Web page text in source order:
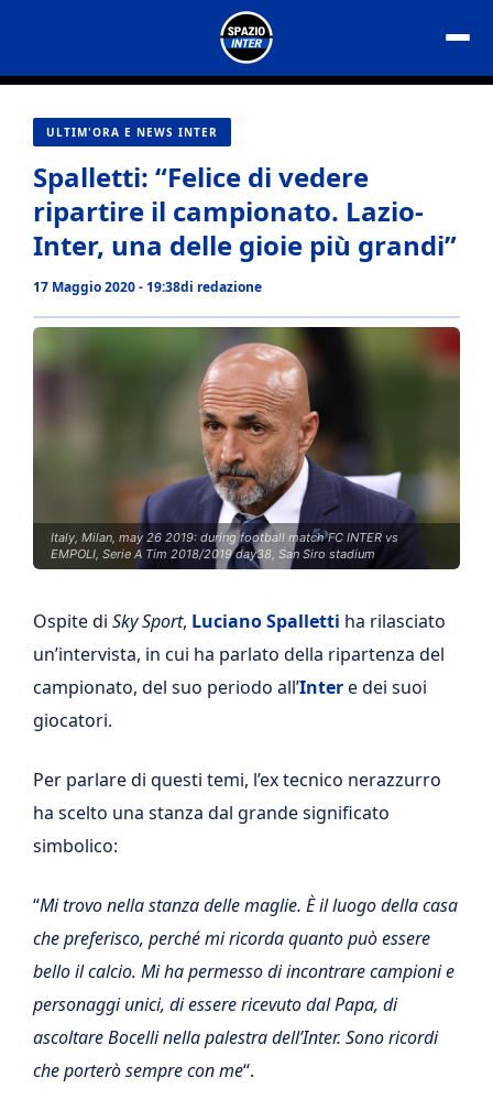
contenuto
ULTIM'ORA E NEWS INTER
Spalletti: “Felice di vedere
ripartire il campionato. Lazio-
Inter, una delle gioie più grandi”
17 Maggio 2020 - 19:38di redazione
Italy, Milan, may 26 2019: during football match FC INTER vs
EMPOLI, Serie A Tim 2018/2019 day38, San Siro stadium
Ospite di Sky Sport, Luciano Spalletti ha rilasciato
un’intervista, in cui ha parlato della ripartenza del
campionato, del suo periodo all’Intere dei suoi
giocatori.
Per parlare di questi temi, l’ex tecnico nerazzurro
ha scelto una stanza dal grande significato
simbolico:
“Mi trovo nella stanza delle maglie. È il luogo della casa
che preferisco, perché mi ricorda quanto può essere
bello il calcio. Mi ha permesso di incontrare campioni e
personaggi unici, di essere ricevuto dal Papa, di
ascoltare Bocelli nella palestra dell’Inter. Sono ricordi
che porterò sempre con me“.